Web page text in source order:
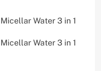
Micellar Water 3 in 1
Water 3 in 1